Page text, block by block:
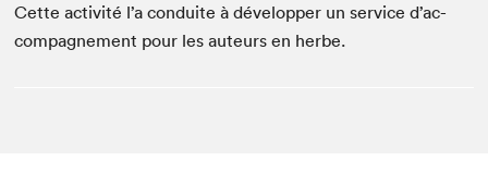
Cette activ­ité l’a con­duite à dévelop­per un ser­vice d’ac­
com­pa­g­ne­ment pour les auteurs en herbe.